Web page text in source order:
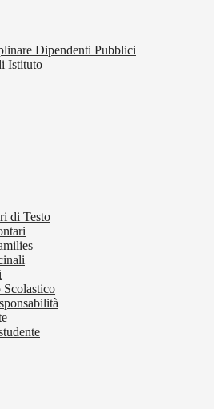
Dipendenti Pubblici
Istituto
di Testo
Scolastico